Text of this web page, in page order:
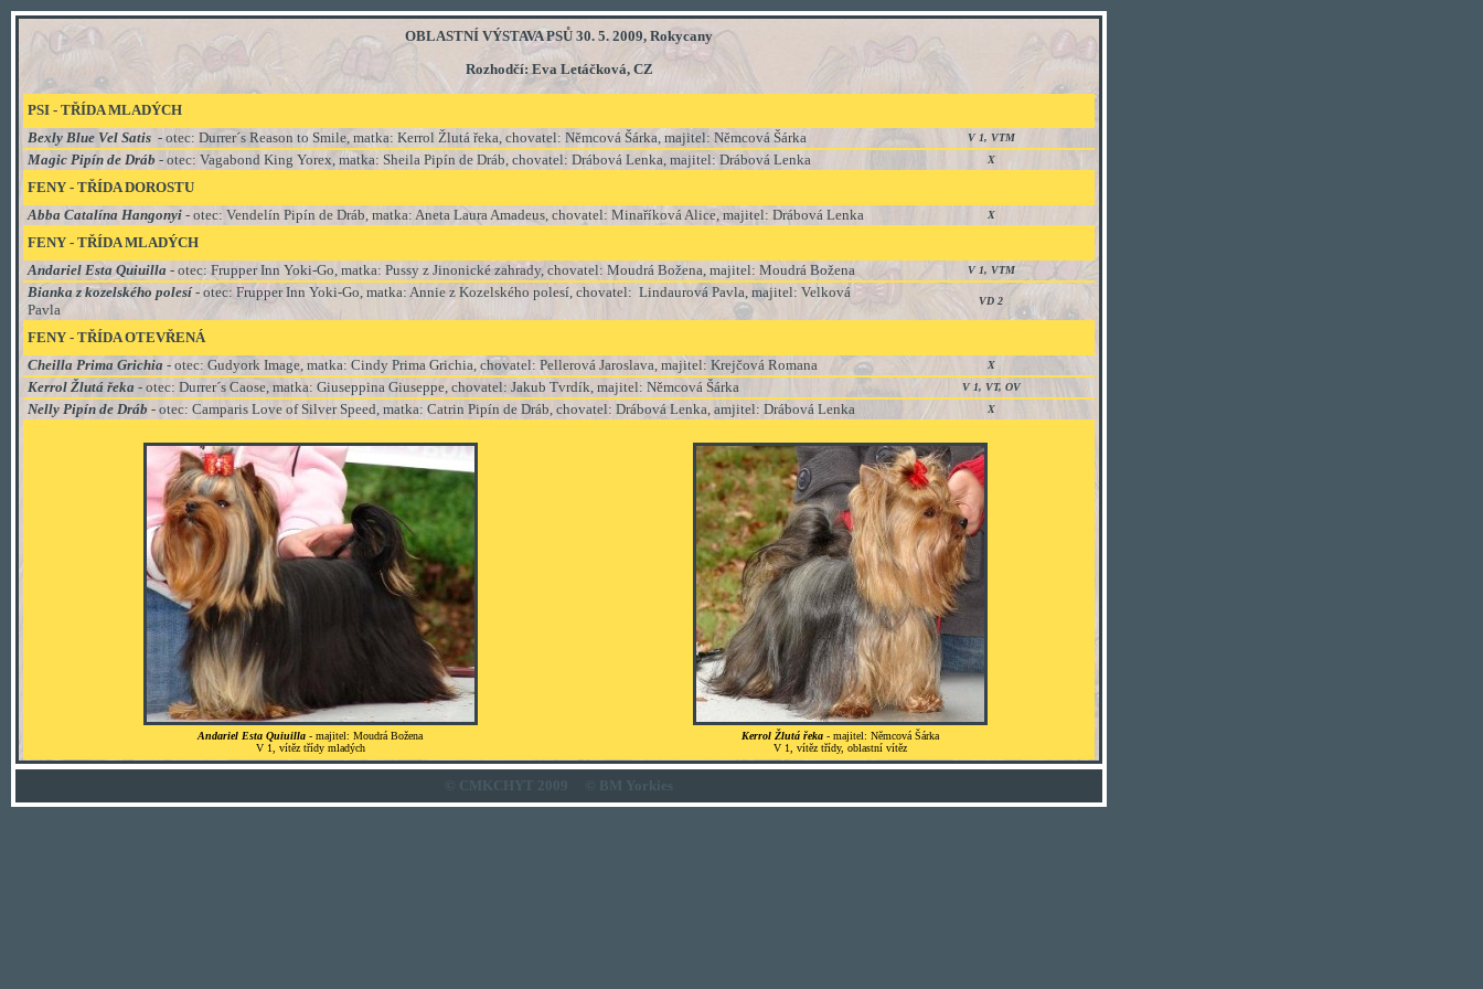
OBLASTNÍ VÝSTAVA PSŮ 30. 5. 2009, Rokycany
Rozhodčí: Eva Letáčková, CZ
PSI - TŘÍDA MLADÝCH
Bexly Blue Vel Satis - otec: Durrer´s Reason to Smile, matka: Kerrol Žlutá řeka, chovatel: Němcová Šárka, majitel: Němcová Šárka V 1, VTM
Magic Pipín de Dráb - otec: Vagabond King Yorex, matka: Sheila Pipín de Dráb, chovatel: Drábová Lenka, majitel: Drábová Lenka X
FENY - TŘÍDADOROSTU
Abba Catalína Hangonyi - otec: Vendelín Pipín de Dráb, matka: Aneta Laura Amadeus, chovatel: Minaříková Alice, majitel: Drábová Lenka X
FENY - TŘÍDA MLADÝCH
Andariel Esta Quiuilla - otec: Frupper Inn Yoki-Go, matka: Pussy z Jinonické zahrady, chovatel: Moudrá Božena, majitel: Moudrá Božena V 1, VTM
Bianka z kozelského polesí- otec: Frupper Inn Yoki-Go, matka: Annie z Kozelského polesí, chovatel: Lindaurová Pavla, majitel: Velková
Pavla
VD 2
FENY - TŘÍDAOTEVŘENÁ
Cheilla Prima Grichia - otec: Gudyork Image, matka: Cindy Prima Grichia, chovatel: Pellerová Jaroslava, majitel: Krejčová Romana X
Kerrol Žlutá řeka - otec: Durrer´s Caose, matka: Giuseppina Giuseppe, chovatel: Jakub Tvrdík, majitel: Němcová Šárka V 1, VT, OV
Nelly Pipín de Dráb - otec: Camparis Love of Silver Speed, matka: Catrin Pipín de Dráb, chovatel: Drábová Lenka, amjitel: Drábová Lenka X
Andariel Esta Quiuilla - majitel: Moudrá Božena
V 1, vítěz třídy mladých
Kerrol Žlutá řeka - majitel: Němcová Šárka
V 1, vítěz třídy, oblastní vítěz
© CMKCHYT 2009 © BM Yorkies